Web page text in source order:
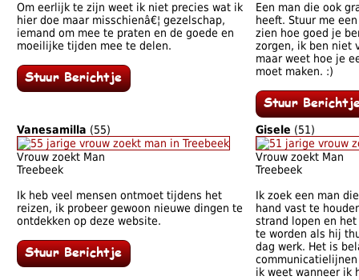
Om eerlijk te zijn weet ik niet precies wat ik
hier doe maar misschienâ€¦ gezelschap,
iemand om mee te praten en de goede en
moeilijke tijden mee te delen.
Een man die ook
heeft. Stuur me
zien hoe goed je
zorgen, ik ben niet
maar weet hoe je
moet maken. :)
Vanesamilla (55)
Vrouw zoekt Man
Treebeek
Ik heb veel mensen ontmoet tijdens het
reizen, ik probeer gewoon nieuwe dingen te
ontdekken op deze website.
Gisele (51)
Vrouw zoekt Man
Treebeek
Ik zoek een man
hand vast te
strand lopen en
te worden als hij
dag werk. Het is
ik weet wanneer ik